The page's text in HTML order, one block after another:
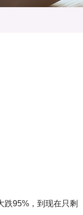
跌95%，到现在只剩